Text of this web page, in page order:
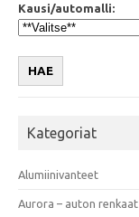
Kausi/automalli:
HAE
Kategoriat
Alumiinivanteet
Aurora – auton renkaat